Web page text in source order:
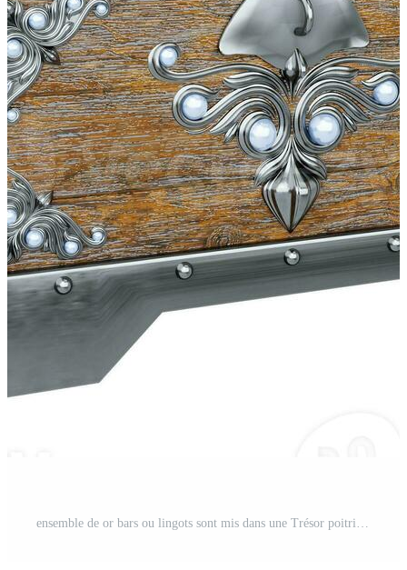
ensemble de or bars ou lingots sont mis dans une Trésor poitrine. fabriqué de vieux rouillé métal bois. Trésor à l'intérieur est une or bar. le plus populaire les atouts dans le collection de investisseurs. 3d le rendu. Photo Pro